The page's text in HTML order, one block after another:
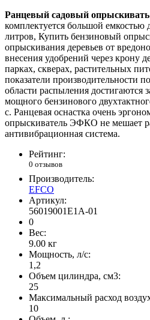
Ранцевый садовый
комплектуется большой емкостью
литров, Купить бензиновый
опрыскивания деревьев от
внесения удобрений через крону
парках, скверах, растительных
показатели производительности
области распыления достигаются
мощного бензинового
с. Ранцевая оснастка очень
опрыскиватель ЭФКО не мешает
антивибрационная система.
Рейтинг:
0 отзывов
Производитель:
EFCO
Артикул:
56019001E1A-01
0
Вес:
9.00 кг
Мощность, л/с:
1,2
Объем цилиндра, см3:
25
Максимальный расход
10